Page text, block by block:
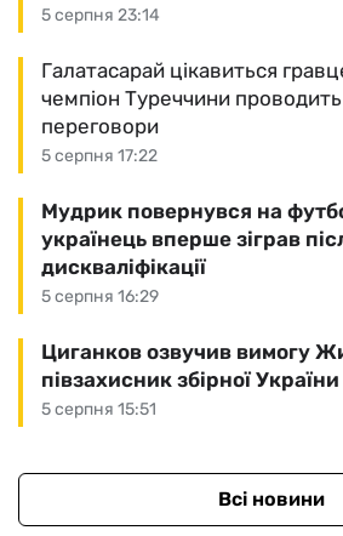
5 серпня 23:14
5 серпня 17:22
Галатасарай цікавиться
чемпіон Туреччини проводить
переговори
5 серпня 16:29
Мудрик повернувся на
українець вперше зіграв
дискваліфікації
5 серпня 15:51
Циганков озвучив вимогу
півзахисник збірної України
Всі новини